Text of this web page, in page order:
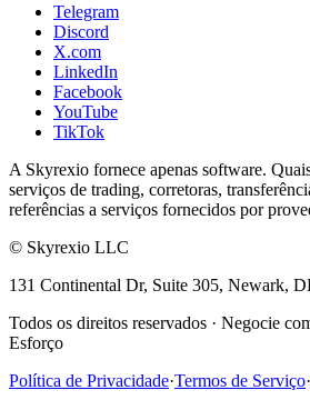
Telegram
Discord
X.com
LinkedIn
Facebook
YouTube
TikTok
A Skyrexio fornece apenas software.
serviços de trading, corretoras,
referências a serviços fornecidos por
© Skyrexio LLC
131 Continental Dr, Suite 305, Newark,
Todos os direitos reservados · Negocie
Esforço
Política de Privacidade·Termos de Serviço·